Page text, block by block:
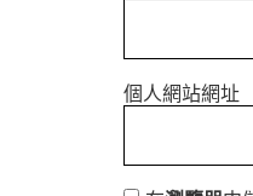
個人網站網址